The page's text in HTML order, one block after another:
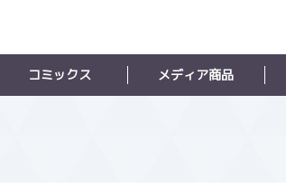
コミックス メディア商品